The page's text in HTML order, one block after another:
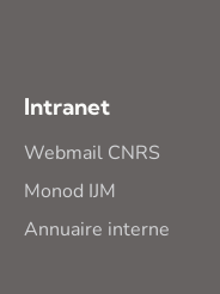
Intranet
Webmail CNRS
Monod IJM
Annuaire interne